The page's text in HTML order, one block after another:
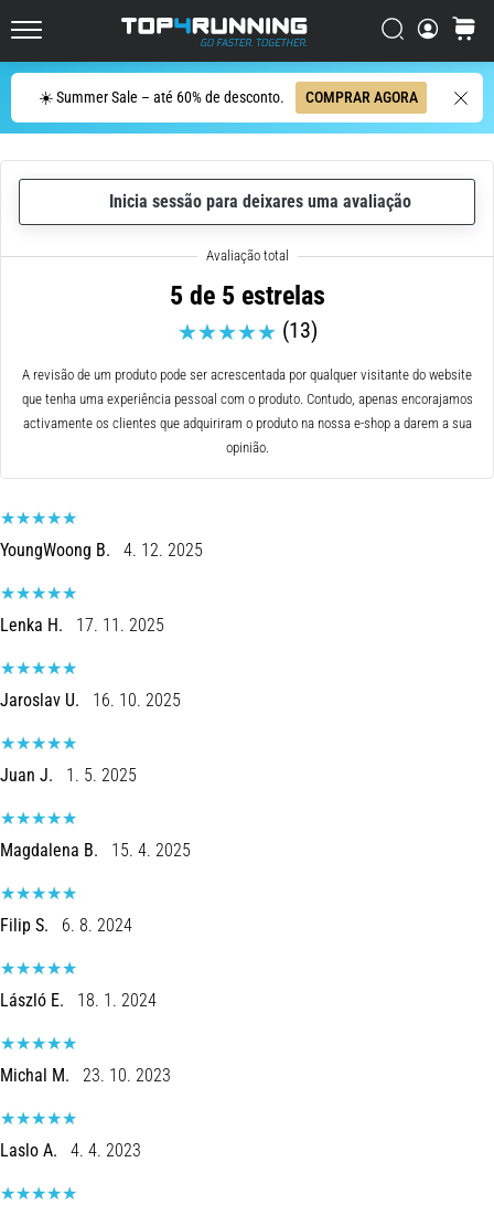
☀️ Summer Sale – até 60% de desconto. COMPRAR AGORA
Procurar
cesto
Procurar
dor
no
joelho
todos
os
corredores
uma
você
amador
ou
Quais
•
7 minutos lendo
Plantar:
Sintomas,
Causas
e
Tratamento
Está
sentindo
dor
aguda
no
calcanhar
durante
ou
após
corrida?
Uma
causas
mais
Inicia sessão para deixares uma avaliação
5 de 5 estrelas
(13)
A revisão de um produto pode ser acrescentada por qualquer visitante do website
que tenha uma experiência pessoal com o produto. Contudo, apenas encorajamos
activamente os clientes que adquiriram o produto na nossa e-shop a darem a sua
opinião.
YoungWoong B. 4. 12. 2025
Lenka H. 17. 11. 2025
Jaroslav U. 16. 10. 2025
Juan J. 1. 5. 2025
Magdalena B. 15. 4. 2025
Filip S. 6. 8. 2024
László E. 18. 1. 2024
Michal M. 23. 10. 2023
Laslo A. 4. 4. 2023